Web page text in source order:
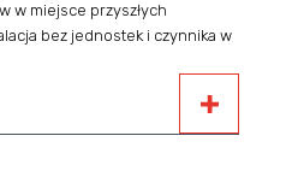
w miejsce przyszłych
bez jednostek i czynnika w